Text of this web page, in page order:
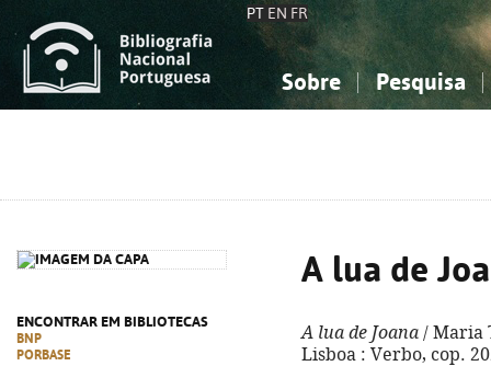
PT EN FR
Sobre Pesquisa
ENCONTRAR EM BIBLIOTECAS
BNP
PORBASE
A lua de
A lua de Joana / Maria
Lisboa : Verbo, cop.